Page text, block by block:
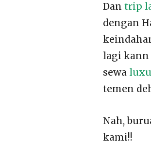
Dan trip
dengan
lagi kann
sewa
temen
Nah,
kami!!